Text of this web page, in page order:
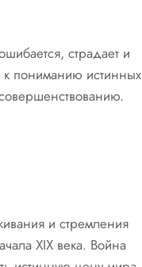
страдает и
к пониманию истинных
и стремления
XIX века. Война